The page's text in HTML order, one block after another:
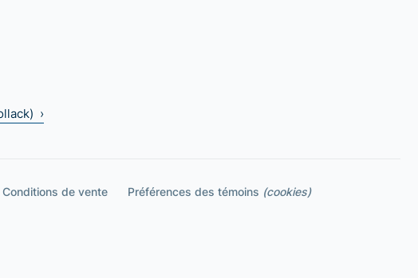
›
Conditions de vente Préférences des témoins (cookies)